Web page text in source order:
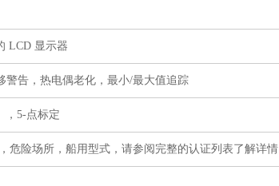
LCD 显示器
告，热电偶老化，最小/最大值追踪
，5-点标定
危险场所，船用型式，请参阅完整的认证列表了解详情